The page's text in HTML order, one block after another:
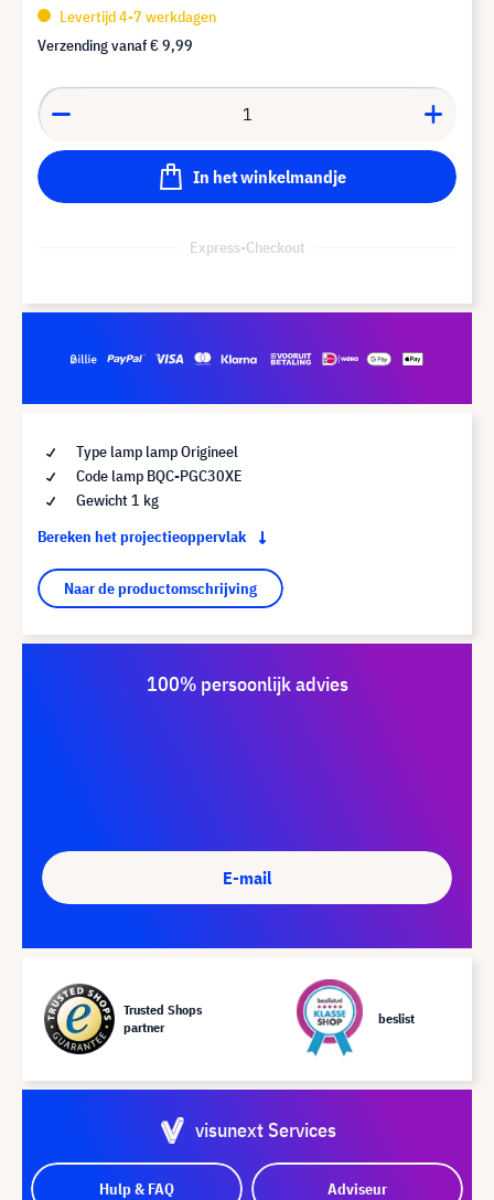
Levertijd 4-7 werkdagen
Verzending vanaf€ 9,99
In het winkelmandje
Express-Checkout
Type lamp lamp Origineel
Code lamp BQC-PGC30XE
Gewicht 1 kg
Bereken het projectieoppervlak
Naar de productomschrijving
100% persoonlijk advies
E-mail
Trusted Shops
partner
beslist
visunext Services
Hulp & FAQ Adviseur